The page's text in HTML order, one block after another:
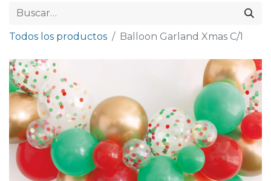
Todos los productos Balloon Garland Xmas C/1